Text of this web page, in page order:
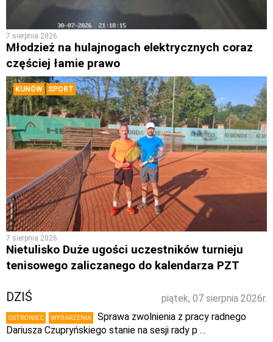
7 sierpnia 2026
Młodzież na hulajnogach elektrycznych coraz
częściej łamie prawo
KUNÓW SPORT
7 sierpnia 2026
Nietulisko Duże ugości uczestników turnieju
tenisowego zaliczanego do kalendarza PZT
piątek, 07 sierpnia 2026r.
DZIŚ
OSTROWIEC WYDARZENIA
Sprawa zwolnienia z pracy radnego
Dariusza Czupryńskiego stanie na sesji rady p …